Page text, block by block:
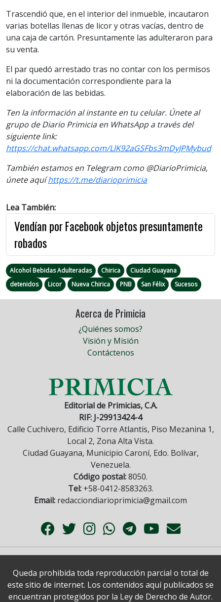
Trascendió que, en el interior del inmueble, incautaron
varias botellas llenas de licor y otras vacías, dentro de
una caja de cartón. Presuntamente las adulteraron para
su venta.
El par quedó arrestado tras no contar con los permisos
ni la documentación correspondiente para la
elaboración de las bebidas.
Ten la información al instante en tu celular. Únete al
grupo de Diario Primicia en WhatsApp a través del
siguiente link:
https://chat.whatsapp.com/LlK92aGSFbs3mDyJPMybud
También estamos en Telegram como @DiarioPrimicia,
únete aquíhttps://t.me/diarioprimicia
Lea También:
Vendían por Facebook objetos presuntamente
robados
Alcohol Bebidas Adulteradas Chirica
Ciudad Guayana
detenidos
Licor Nueva Chirica PNB San Félix Sucesos
Acerca de Primicia
¿Quiénes somos?
Visión y Misión
Contáctenos
Editorial de Primicias, C.A.
RIF: J-29913424-4
Calle Cuchivero, Edificio Torre Atlantis, Piso Mezanina 1,
Local 2, Zona Alta Vista.
Ciudad Guayana, Municipio Caroní, Edo. Bolívar,
Venezuela.
Código postal:8050.
Tel:+58-0412-8583263.
Email: redacciondiarioprimicia@gmail.com
Queda prohibida toda reproducción parcial o total de
este sitio de internet. Los contenidos aquí publicados se
encuentran protegidos por la Ley de Derecho de Autor.